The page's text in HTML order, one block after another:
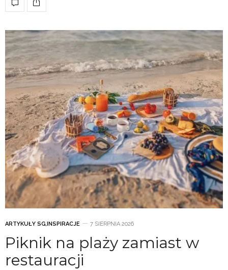
ARTYKUŁY SG,INSPIRACJE 7 SIERPNIA 2026
Piknik na plaży zamiast w
restauracji